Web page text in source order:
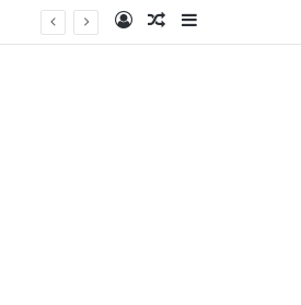
Log InArtigo Aleatório
Sidebar